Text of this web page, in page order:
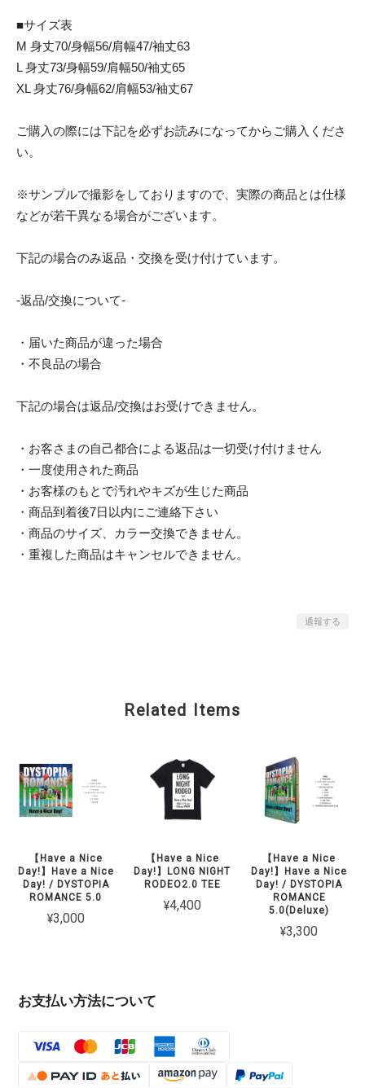
■サイズ表
M 身丈70/身幅56/肩幅47/袖丈63
L 身丈73/身幅59/肩幅50/袖丈65
XL 身丈76/身幅62/肩幅53/袖丈67
ご購入の際には下記を必ずお読みになってからご購入くださ
い。
※サンプルで撮影をしておりますので、実際の商品とは仕様
などが若干異なる場合がございます。
下記の場合のみ返品・交換を受け付けています。
-返品/交換について-
・届いた商品が違った場合
・不良品の場合
下記の場合は返品/交換はお受けできません。
・お客さまの自己都合による返品は一切受け付けません
・一度使用された商品
・お客様のもとで汚れやキズが生じた商品
・商品到着後7日以内にご連絡下さい
・商品のサイズ、カラー交換できません。
・重複した商品はキャンセルできません。
通報する
Related Items
【Have a Nice
Day!】Have a Nice
Day! / DYSTOPIA
ROMANCE 5.0
¥3,000
【Have a Nice
Day!】LONG NIGHT
RODEO2.0 TEE
¥4,400
【Have a Nice
Day!】Have a Nice
Day! / DYSTOPIA
ROMANCE
5.0(Deluxe)
¥3,300
お支払い方法について